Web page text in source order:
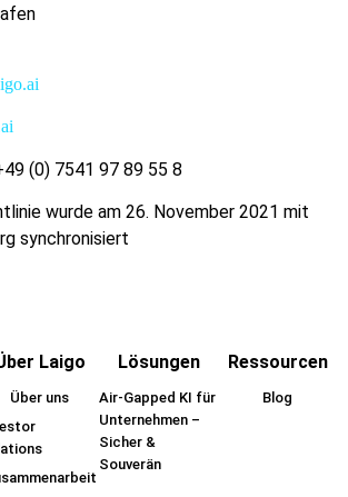
(0) 7541 97 89 55 8
wurde am 26. November 2021 mit
synchronisiert
Laigo
Über uns
Lösungen
Air-Gapped KI für
Unternehmen –
Sicher &
Souverän
Ressourcen
Blog